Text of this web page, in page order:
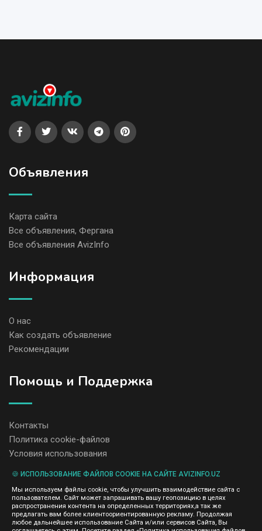
Объявления
Карта сайта
Все объявления, Фергана
Все объявления AvizInfo
Информация
О нас
Как создать объявление
Рекомендации
Помощь и Поддержка
Контакты
Политика cookie-файлов
Условия использования
содержание размещенных объявлений.
Мы ценим конфиденциальность наших пользователей. Мы не
передаем и не продаем личную информацию зарегистрированных
пользователей AvizInfo.uz третьим лицам. Мы не отвечаем за
правила конфиденциальности сайтов на которые ссылается
🍪 ИСПОЛЬЗОВАНИЕ ФАЙЛОВ COOKIE НА САЙТЕ AVIZINFO.UZ
Мы используем файлы cookie, чтобы улучшить взаимодействие сайта с
пользователем. Сайт может запрашивать вашу геопозицию в целях
распространения контента на определенных территориях,а так же
предлагать вам более клиентоориентированную рекламу. Продолжая
любое дальнейшее использование Сайта и/или сервисов Сайта, Вы